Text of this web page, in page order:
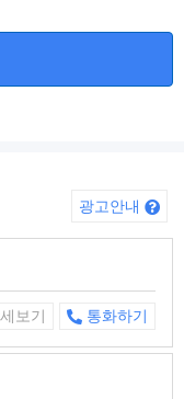
광고안내
상세보기